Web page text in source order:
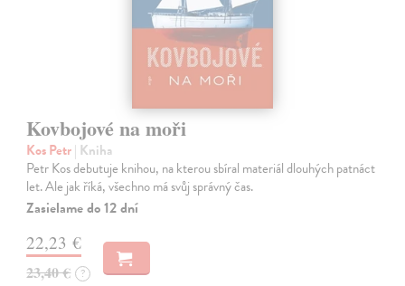
Kovbojové na moři
Kos Petr| Kniha
Petr Kos debutuje knihou, na kterou sbíral materiál dlouhých patnáct
let. Ale jak říká, všechno má svůj správný čas.
Zasielame do 12 dní
22,23 €
23,40 € ?